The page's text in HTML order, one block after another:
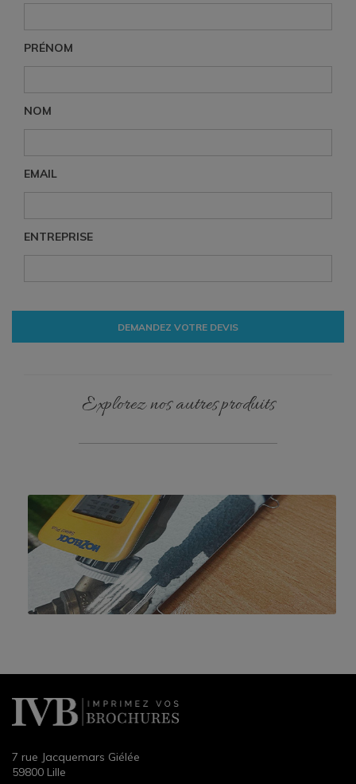
PRÉNOM
NOM
EMAIL
ENTREPRISE
DEMANDEZ VOTRE DEVIS
Explorez nos autres produits
7 rue Jacquemars Giélée
59800 Lille